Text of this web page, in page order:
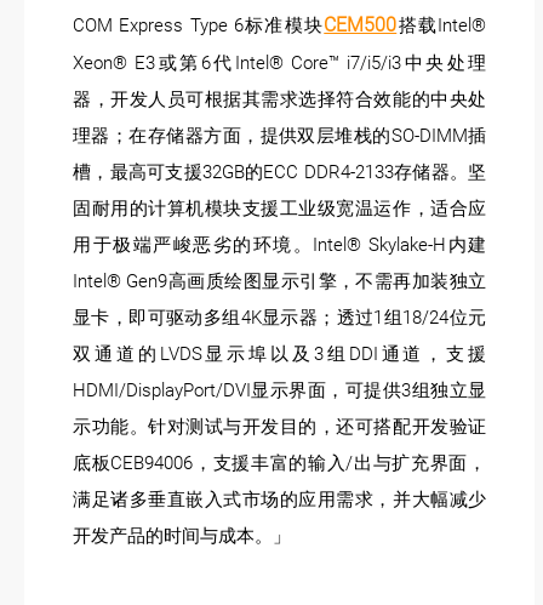
COM Express Type 6标准模块CEM500搭载Intel®
Xeon® E3或第6代Intel® Core™ i7/i5/i3中央处理
器，开发人员可根据其需求选择符合效能的中央处
理器；在存储器方面，提供双层堆栈的SO-DIMM插
槽，最高可支援32GB的ECC DDR4-2133存储器。坚
固耐用的计算机模块支援工业级宽温运作，适合应
用于极端严峻恶劣的环境。Intel® Skylake-H内建
Intel® Gen9高画质绘图显示引擎，不需再加装独立
显卡，即可驱动多组4K显示器；透过1组18/24位元
双通道的LVDS显示埠以及3组DDI通道，支援
HDMI/DisplayPort/DVI显示界面，可提供3组独立显
示功能。针对测试与开发目的，还可搭配开发验证
底板CEB94006，支援丰富的输入/出与扩充界面，
满足诸多垂直嵌入式市场的应用需求，并大幅减少
开发产品的时间与成本。」